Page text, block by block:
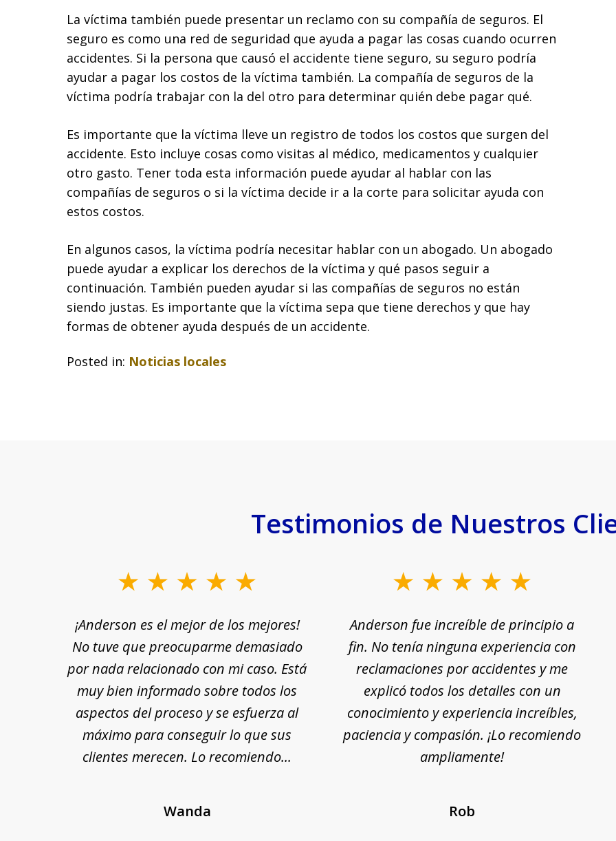
La víctima también puede presentar un reclamo con su compañía de seguros. El
seguro es como una red de seguridad que ayuda a pagar las cosas cuando ocurren
accidentes. Si la persona que causó el accidente tiene seguro, su seguro podría
ayudar a pagar los costos de la víctima también. La compañía de seguros de la
víctima podría trabajar con la del otro para determinar quién debe pagar qué.
Es importante que la víctima lleve un registro de todos los costos que surgen del
accidente. Esto incluye cosas como visitas al médico, medicamentos y cualquier
otro gasto. Tener toda esta información puede ayudar al hablar con las
compañías de seguros o si la víctima decide ir a la corte para solicitar ayuda con
estos costos.
En algunos casos, la víctima podría necesitar hablar con un abogado. Un abogado
puede ayudar a explicar los derechos de la víctima y qué pasos seguir a
continuación. También pueden ayudar si las compañías de seguros no están
siendo justas. Es importante que la víctima sepa que tiene derechos y que hay
formas de obtener ayuda después de un accidente.
Posted in: Noticias locales
Testimonios de Nuestros
¡Anderson es el mejor de los mejores!
No tuve que preocuparme demasiado
por nada relacionado con mi caso. Está
muy bien informado sobre todos los
aspectos del proceso y se esfuerza al
máximo para conseguir lo que sus
clientes merecen. Lo recomiendo...
Wanda
Anderson fue increíble de principio a
fin. No tenía ninguna experiencia con
reclamaciones por accidentes y me
explicó todos los detalles con un
conocimiento y experiencia increíbles,
paciencia y compasión. ¡Lo recomiendo
ampliamente!
Rob